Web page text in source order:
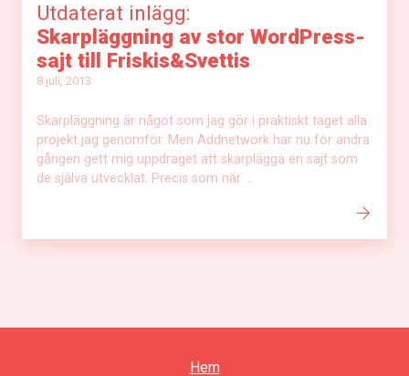
Utdaterat inlägg:
Skarpläggning av stor WordPress-
sajt till Friskis&Svettis
8 juli, 2013
Skarpläggning är något som jag gör i praktiskt taget alla
projekt jag genomför. Men Addnetwork har nu för andra
gången gett mig uppdraget att skarplägga en sajt som
de själva utvecklat. Precis som när ...
Hem